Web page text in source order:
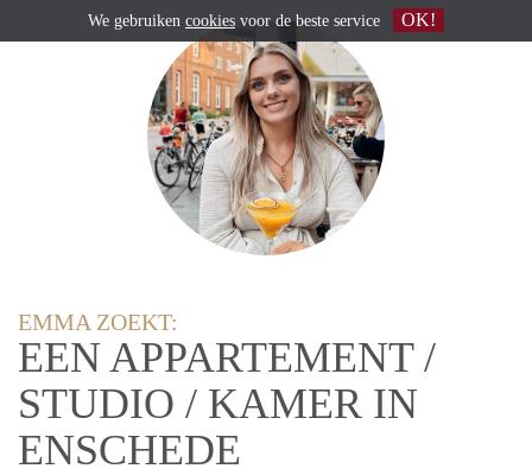
EMMA ZOEKT:
EEN APPARTEMENT /
STUDIO / KAMER IN
ENSCHEDE
We gebruiken cookies voor de beste service OK!